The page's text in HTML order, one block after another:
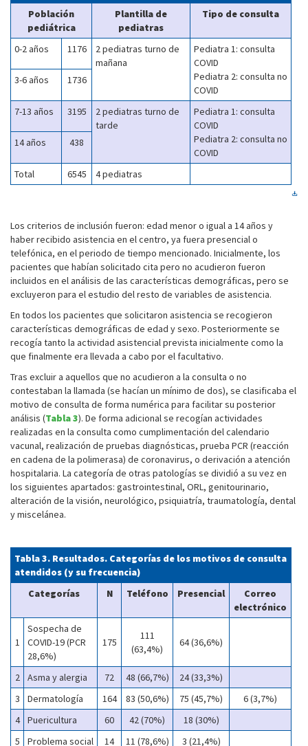
Población
pediátrica
Plantilla de
pediatras
Tipo de consulta
0-2 años 1176
2 pediatras turno de
mañana
Pediatra 1: consulta
COVID
Pediatra 2: consulta no
COVID
3-6 años 1736
7-13 años 3195
2 pediatras turno de
tarde
Pediatra 1: consulta
COVID
Pediatra 2: consulta no
COVID
14 años 438
Total 6545 4 pediatras
Los criterios de inclusión fueron: edad menor o igual a 14 años y
haber recibido asistencia en el centro, ya fuera presencial o
telefónica, en el periodo de tiempo mencionado. Inicialmente, los
pacientes que habían solicitado cita pero no acudieron fueron
incluidos en el análisis de las características demográficas, pero se
excluyeron para el estudio del resto de variables de asistencia.
En todos los pacientes que solicitaron asistencia se recogieron
características demográficas de edad y sexo. Posteriormente se
recogía tanto la actividad asistencial prevista inicialmente como la
que finalmente era llevada a cabo por el facultativo.
Tras excluir a aquellos que no acudieron a la consulta o no
contestaban la llamada (se hacían un mínimo de dos), se clasificaba el
motivo de consulta de forma numérica para facilitar su posterior
análisis (Tabla 3). De forma adicional se recogían actividades
realizadas en la consulta como cumplimentación del calendario
vacunal, realización de pruebas diagnósticas, prueba PCR (reacción
en cadena de la polimerasa) de coronavirus, o derivación a atención
hospitalaria. La categoría de otras patologías se dividió a su vez en
los siguientes apartados: gastrointestinal, ORL, genitourinario,
alteración de la visión, neurológico, psiquiatría, traumatología, dental
y miscelánea.
Tabla 3. Resultados. Categorías de los motivos de consulta
atendidos (y su frecuencia)
Categorías
N Teléfono Presencial
Correo
electrónico
1
Sospecha de
COVID-19 (PCR
28,6%)
175
111
(63,4%)
64 (36,6%)
2 Asma y alergia 72 48 (66,7%)
24 (33,3%)
3
Dermatología 164 83 (50,6%) 75 (45,7%)
6 (3,7%)
4
Puericultura 60 42 (70%)
18 (30%)
5
Problema social 14 11 (78,6%) 3 (21,4%)